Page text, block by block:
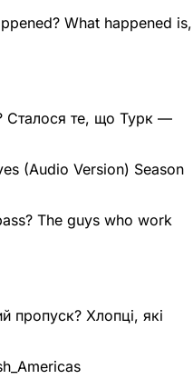
What happened is,
Сталося те, що Турк —
(Audio Version) Season
The guys who work
пропуск? Хлопці, які